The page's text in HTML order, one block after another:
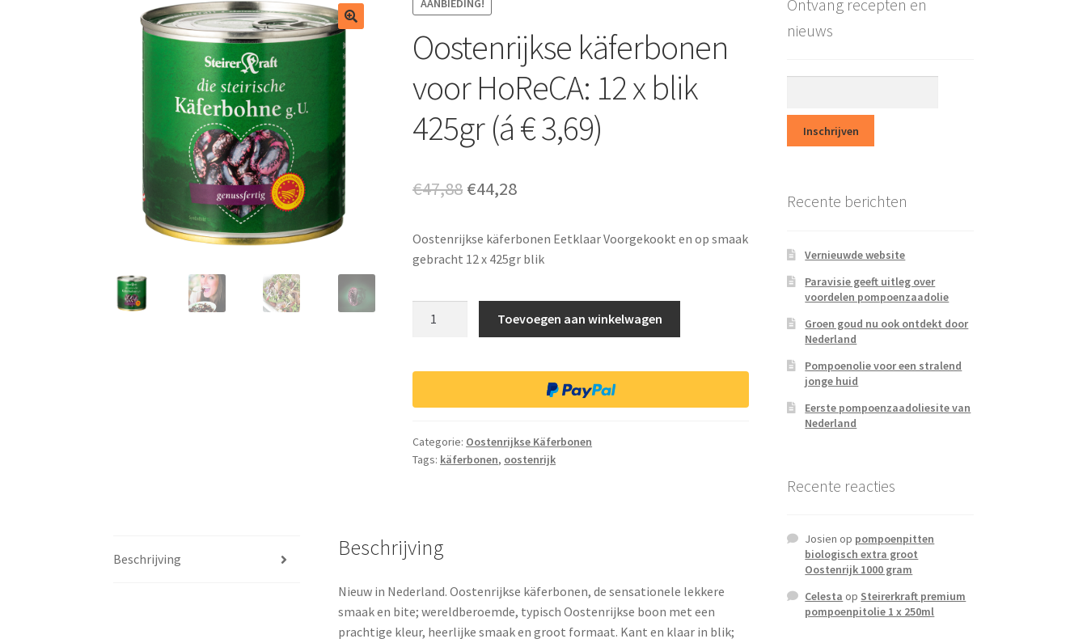
AANBIEDING!
Oostenrijkse käferbonen
voor HoReCA: 12 x blik
425gr (á € 3,69)
€47,88 Oorspronkelijke
was:
€44,28Huidige
is:
Oostenrijkse käferbonen Eetklaar Voorgekookt en op smaak
gebracht 12 x 425gr blik
HoReCA:
x
425gr
Toevoegen aan winkelwagen
Categorie: Oostenrijkse Käferbonen
Tags: käferbonen, oostenrijk
Beschrijving Beschrijving
Nieuw in Nederland. Oostenrijkse käferbonen, de sensationele lekkere
smaak en bite; wereldberoemde, typisch Oostenrijkse boon met een
prachtige kleur, heerlijke smaak en groot formaat. Kant en klaar in blik;
Ontvang recepten en
nieuws
Recente berichten
Vernieuwde website
Paravisie geeft uitleg over
voordelen pompoenzaadolie
Groen goud nu ook ontdekt door
Nederland
Pompoenolie voor een stralend
jonge huid
Eerste pompoenzaadoliesite van
Nederland
Recente reacties
Josien op pompoenpitten
biologisch extra groot
Oostenrijk 1000 gram
Celesta op Steirerkraft premium
pompoenpitolie 1 x 250ml